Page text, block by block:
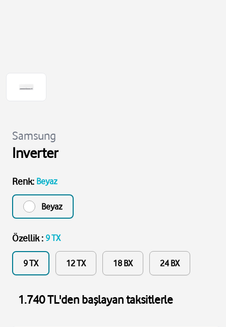
Samsung
Inverter
Renk: Beyaz
Beyaz
Özellik: 9 TX
9 TX 12 TX 18 BX 24 BX
1.740 TL'den başlayan taksitlerle